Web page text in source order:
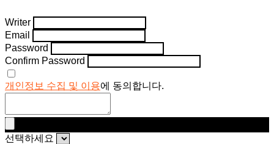
Writer
Email
Password
Confirm Password
개인정보 수집 및 이용에 동의합니다.
선택하세요